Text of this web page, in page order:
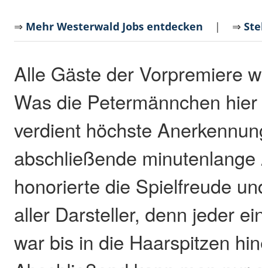
⇒ Mehr Westerwald Jobs entdecken | ⇒
Alle Gäste der Vorpremiere
Was die Petermännchen
verdient höchste
abschließende
honorierte die Spielfreude
aller Darsteller, denn jeder
war bis in die Haarspitzen